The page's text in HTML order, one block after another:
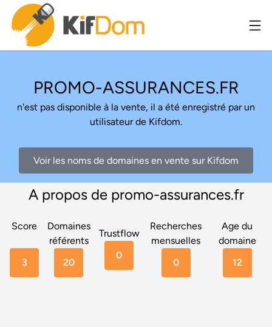
PROMO-ASSURANCES.FR
n'est pas disponible à la vente, il a été enregistré par un
utilisateur de Kifdom.
Voir les noms de domaines en vente sur Kifdom
A propos de promo-assurances.fr
Score
3
Domaines
référents
20
Trustflow
0
Recherches
mensuelles
0
Age du
domaine
12